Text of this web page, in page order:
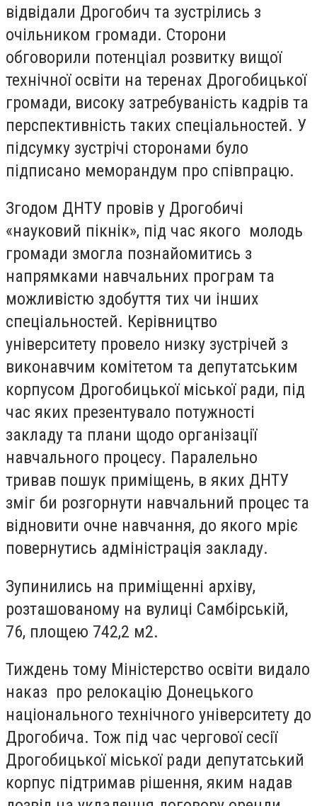
відвідали Дрогобич та зустрілись з
очільником громади. Сторони
обговорили потенціал розвитку вищої
технічної освіти на теренах Дрогобицької
громади, високу затребуваність кадрів та
перспективність таких спеціальностей. У
підсумку зустрічі сторонами було
підписано меморандум про співпрацю.
Згодом ДНТУ провів у Дрогобичі
«науковий пікнік», під час якого молодь
громади змогла познайомитись з
напрямками навчальних програм та
можливістю здобуття тих чи інших
спеціальностей. Керівництво
університету провело низку зустрічей з
виконавчим комітетом та депутатським
корпусом Дрогобицької міської ради, під
час яких презентувало потужності
закладу та плани щодо організації
навчального процесу. Паралельно
тривав пошук приміщень, в яких ДНТУ
зміг би розгорнути навчальний процес та
відновити очне навчання, до якого мріє
повернутись адміністрація закладу.
Зупинились на приміщенні архіву,
розташованому на вулиці Самбірській,
76, площею 742,2 м2.
Тиждень тому Міністерство освіти видало
наказ про релокацію Донецького
національного технічного університету до
Дрогобича. Тож під час чергової сесії
Дрогобицької міської ради депутатський
корпус підтримав рішення, яким надав